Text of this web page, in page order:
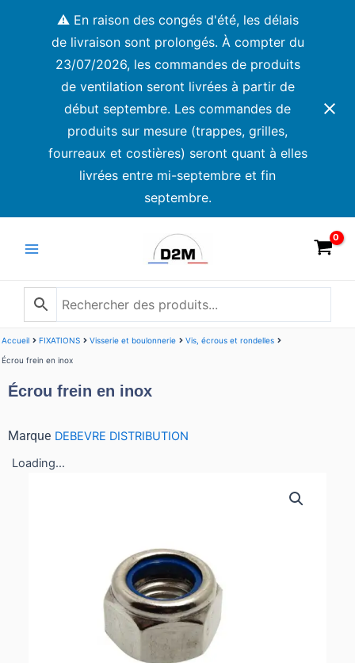
⚠️ En raison des congés d'été, les délais
de livraison sont prolongés. À compter du
23/07/2026, les commandes de produits
de ventilation seront livrées à partir de
début septembre. Les commandes de
produits sur mesure (trappes, grilles,
fourreaux et costières) seront quant à elles
livrées entre mi-septembre et fin
septembre.
Accueil FIXATIONS Visserie et boulonnerie Vis, écrous et rondelles
Écrou frein en inox
Écrou frein en inox
Marque DEBEVRE DISTRIBUTION
Loading...